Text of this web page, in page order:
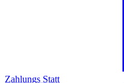
Zahlungs Statt